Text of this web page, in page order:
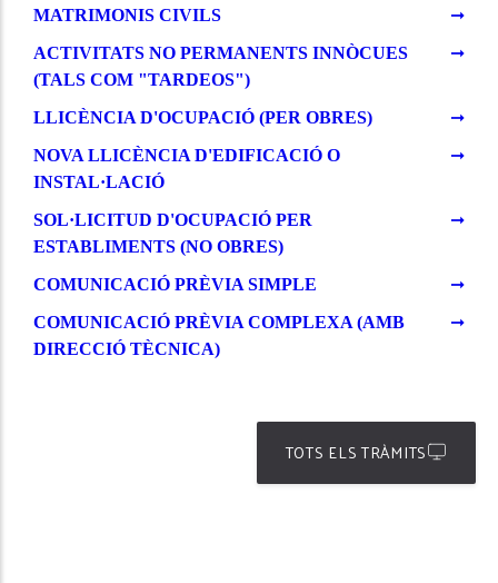
MATRIMONIS CIVILS
ACTIVITATS NO PERMANENTS INNÒCUES
(TALS COM "TARDEOS")
LLICÈNCIA D'OCUPACIÓ (PER OBRES)
NOVA LLICÈNCIA D'EDIFICACIÓ O
INSTAL·LACIÓ
SOL·LICITUD D'OCUPACIÓ PER
ESTABLIMENTS (NO OBRES)
COMUNICACIÓ PRÈVIA SIMPLE
COMUNICACIÓ PRÈVIA COMPLEXA (AMB
DIRECCIÓ TÈCNICA)
TOTS ELS TRÀMITS